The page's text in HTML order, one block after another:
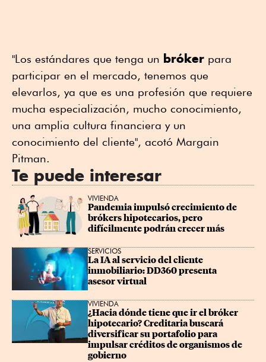
"Los estándares que tenga un bróker para
participar en el mercado, tenemos que
elevarlos, ya que es una profesión que requiere
mucha especialización, mucho conocimiento,
una amplia cultura financiera y un
conocimiento del cliente", acotó Margain
Pitman.
Te puede interesar
VIVIENDA
Pandemia impulsó crecimiento de
brókers hipotecarios, pero
difícilmente podrán crecer más
SERVICIOS
La IA al servicio del cliente
inmobiliario: DD360 presenta
asesor virtual
VIVIENDA
¿Hacia dónde tiene que ir el bróker
hipotecario? Creditaria buscará
diversificar su portafolio para
impulsar créditos de organismos de
gobierno